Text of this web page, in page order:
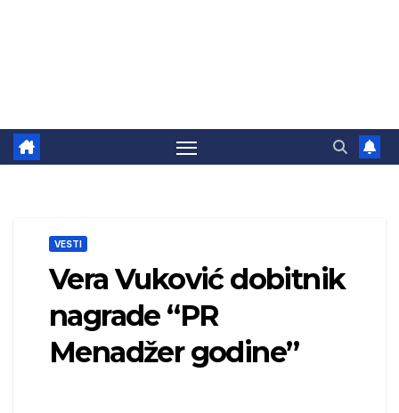
VESTI
Vera Vuković dobitnik
nagrade “PR
Menadžer godine”